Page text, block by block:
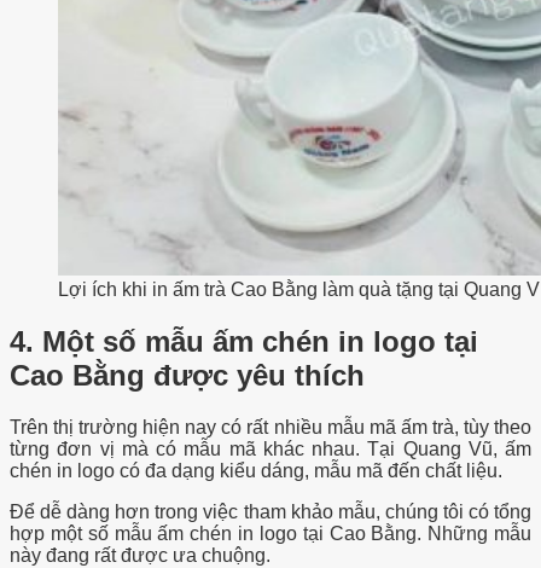
Lợi ích khi in ấm trà Cao Bằng làm quà tặng tại Quang
4. Một số mẫu ấm chén in logo tại
Cao Bằng được yêu thích
Trên thị trường hiện nay có rất nhiều mẫu mã ấm trà, tùy theo
từng đơn vị mà có mẫu mã khác nhau. Tại Quang Vũ, ấm
chén in logo có đa dạng kiểu dáng, mẫu mã đến chất liệu.
Để dễ dàng hơn trong việc tham khảo mẫu, chúng tôi có tổng
hợp một số mẫu ấm chén in logo tại Cao Bằng. Những mẫu
này đang rất được ưa chuộng.